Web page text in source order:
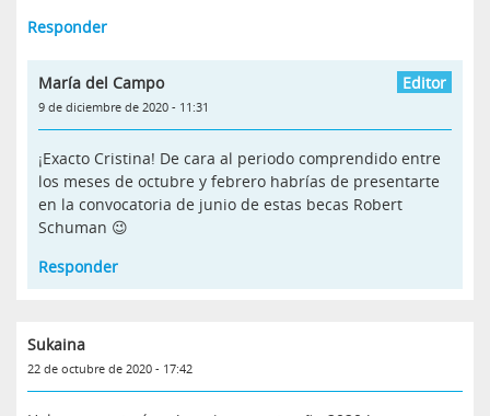
Responder
María del Campo
9 de diciembre de 2020 - 11:31
¡Exacto Cristina! De cara al periodo comprendido entre
los meses de octubre y febrero habrías de presentarte
en la convocatoria de junio de estas becas Robert
Schuman 😉
Responder
Sukaina
22 de octubre de 2020 - 17:42